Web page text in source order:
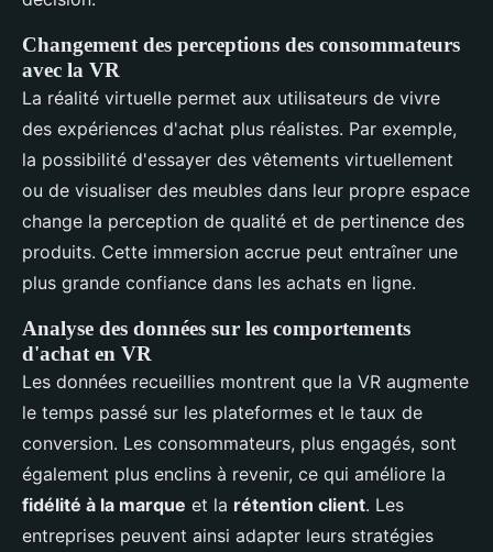
Changement des perceptions des consommateurs
avec la VR
La réalité virtuelle permet aux utilisateurs de vivre
des expériences d'achat plus réalistes. Par exemple,
la possibilité d'essayer des vêtements virtuellement
ou de visualiser des meubles dans leur propre espace
change la perception de qualité et de pertinence des
produits. Cette immersion accrue peut entraîner une
plus grande confiance dans les achats en ligne.
Analyse des données sur les comportements
d'achat en VR
Les données recueillies montrent que la VR augmente
le temps passé sur les plateformes et le taux de
conversion. Les consommateurs, plus engagés, sont
également plus enclins à revenir, ce qui améliore la
fidélité à la marque et la rétention client. Les
entreprises peuvent ainsi adapter leurs stratégies